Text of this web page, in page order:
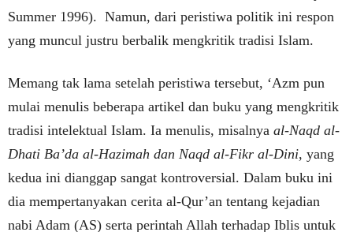
Summer 1996). Namun, dari peristiwa politik ini respon
yang muncul justru berbalik mengkritik tradisi Islam.
Memang tak lama setelah peristiwa tersebut, ‘Azm pun
mulai menulis beberapa artikel dan buku yang mengkritik
tradisi intelektual Islam. Ia menulis, misalnya al-Naqd al-
Dhati Ba’da al-Hazimah dan Naqd al-Fikr al-Dini, yang
kedua ini dianggap sangat kontroversial. Dalam buku ini
dia mempertanyakan cerita al-Qur’an tentang kejadian
nabi Adam (AS) serta perintah Allah terhadap Iblis untuk